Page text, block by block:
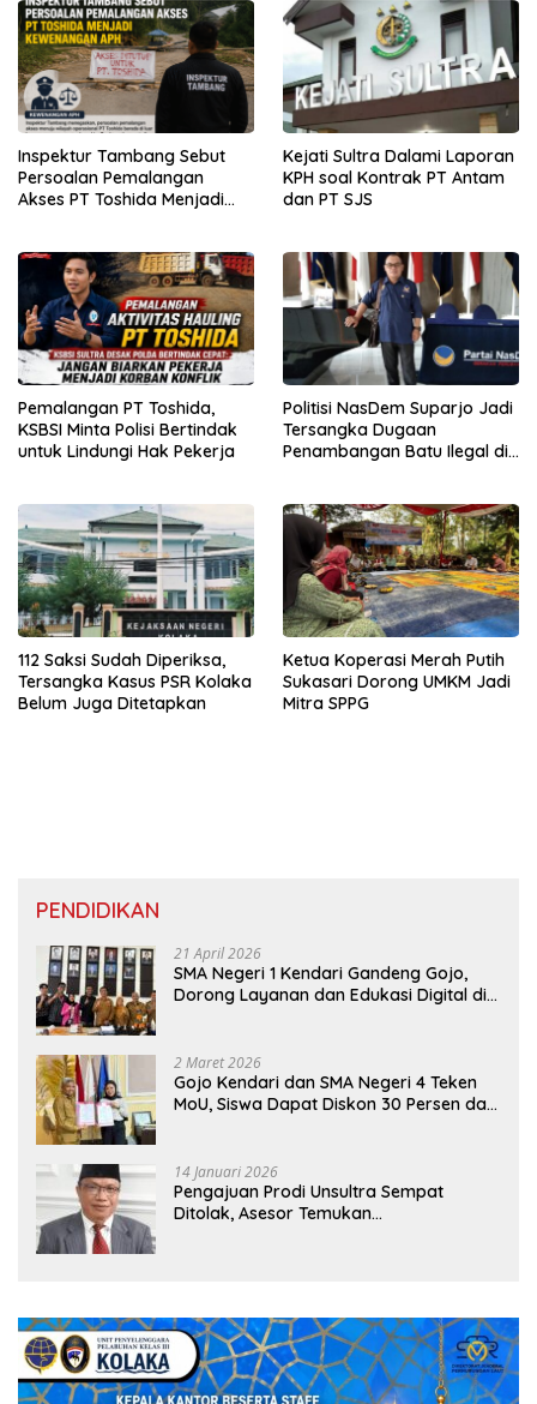
Inspektur Tambang Sebut
Persoalan Pemalangan
Akses PT Toshida Menjadi
Kejati Sultra Dalami Laporan
KPH soal Kontrak PT Antam
dan PT SJS
Pemalangan PT Toshida,
KSBSI Minta Polisi Bertindak
untuk Lindungi Hak Pekerja
Politisi NasDem Suparjo Jadi
Tersangka Dugaan
Penambangan Batu Ilegal di
112 Saksi Sudah Diperiksa,
Tersangka Kasus PSR Kolaka
Belum Juga Ditetapkan
Ketua Koperasi Merah Putih
Sukasari Dorong UMKM Jadi
Mitra SPPG
PENDIDIKAN
21 April 2026
SMA Negeri 1 Kendari Gandeng Gojo,
Dorong Layanan dan Edukasi Digital di
2 Maret 2026
Gojo Kendari dan SMA Negeri 4 Teken
MoU, Siswa Dapat Diskon 30 Persen dan
14 Januari 2026
Pengajuan Prodi Unsultra Sempat
Ditolak, Asesor Temukan